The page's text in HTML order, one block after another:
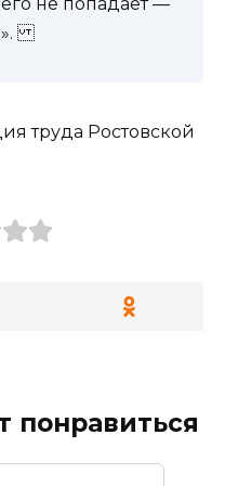
не попадает —
труда Ростовской
понравиться